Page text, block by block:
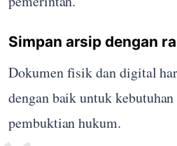
Simpan arsip dengan
Dokumen fisik dan digital
dengan baik untuk
pembuktian hukum.